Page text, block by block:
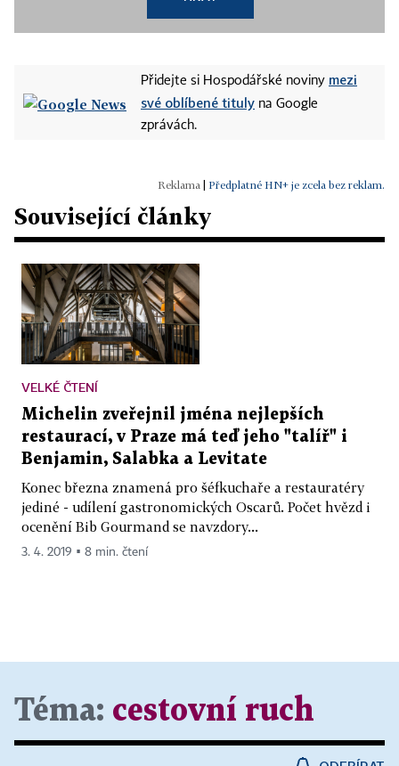
Přidejte si Hospodářské noviny mezi
své oblíbené tituly na Google
zprávách.
Předplatné HN+ je zcela bez reklam.
Související články
VELKÉ ČTENÍ
Michelin zveřejnil jména nejlepších
restaurací, v Praze má teď jeho "talíř" i
Benjamin, Salabka a Levitate
Konec března znamená pro šéfkuchaře a restauratéry
jediné - udílení gastronomických Oscarů. Počet hvězd i
ocenění Bib Gourmand se navzdory...
3. 4. 2019 ▪ 8 min. čtení
Téma: cestovní ruch